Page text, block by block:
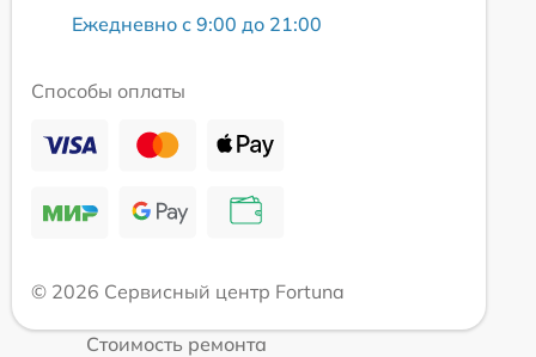
Ежедневно с 9:00 до 21:00
Способы оплаты
© 2026 Сервисный центр Fortuna
Стоимость ремонта